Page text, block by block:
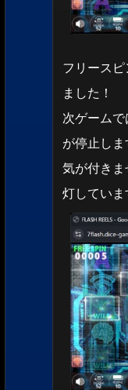
フリース
ました！
次ゲーム
が停止しま
気が付きま
灯していま